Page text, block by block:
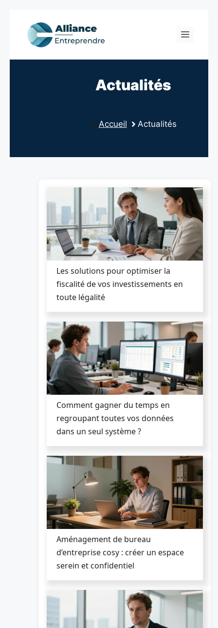
content
Menu
Actualités
Accueil Actualités
Les solutions pour optimiser la
fiscalité de vos investissements en
toute légalité
Comment gagner du temps en
regroupant toutes vos données
dans un seul système ?
Aménagement de bureau
d’entreprise cosy : créer un espace
serein et confidentiel